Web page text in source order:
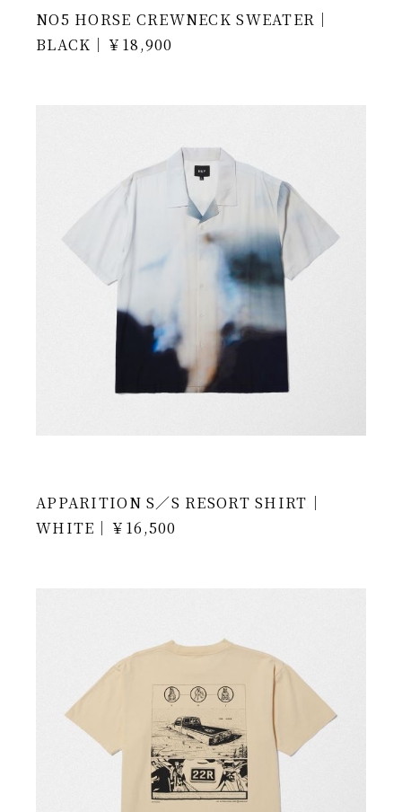
NO5 HORSE CREWNECK SWEATER｜
BLACK｜￥18,900
APPARITION S／S RESORT SHIRT｜
WHITE｜￥16,500